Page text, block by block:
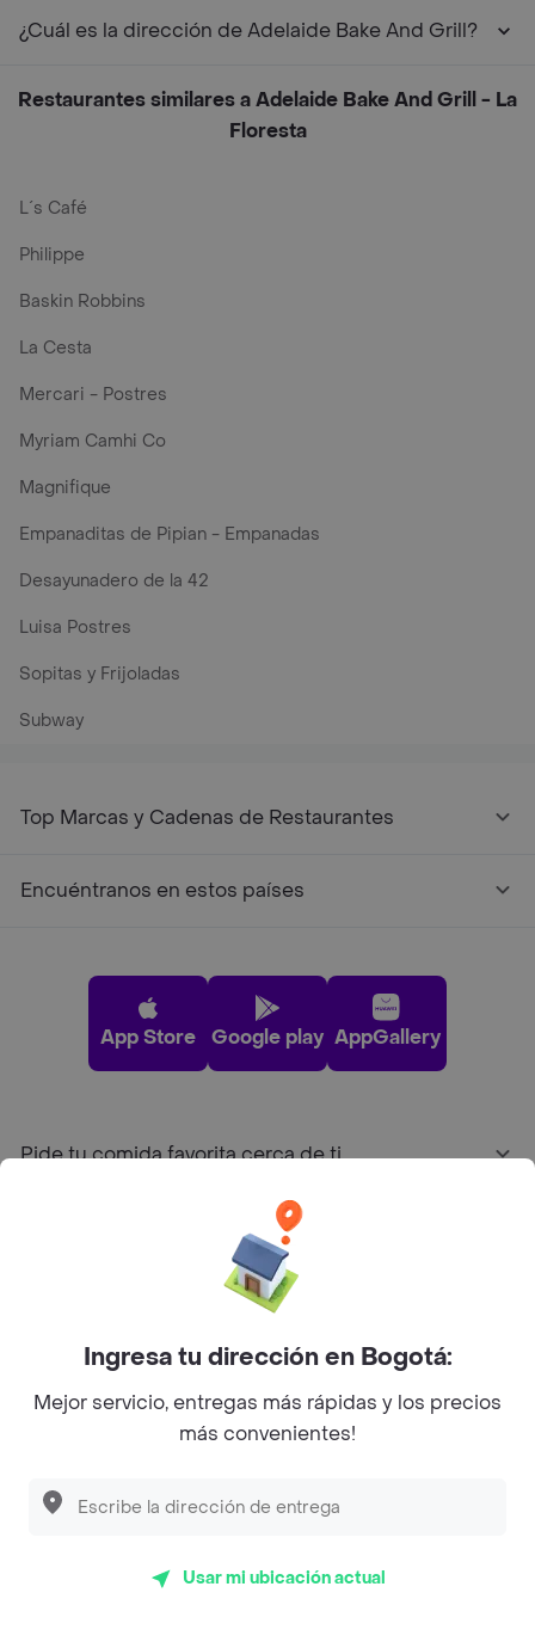
¿Cuál es la dirección de Adelaide Bake And Grill?
Restaurantes similares a Adelaide Bake And Grill - La
Floresta
L´s Café
Philippe
Baskin Robbins
La Cesta
Mercari - Postres
Myriam Camhi Co
Magnifique
Empanaditas de Pipian - Empanadas
Desayunadero de la 42
Luisa Postres
Sopitas y Frijoladas
Subway
Top Marcas y Cadenas de Restaurantes
Encuéntranos en estos países
App Store Google play AppGallery
Pide tu comida favorita cerca de ti
Sobre Rappi
Facebook
Twitter
Instagram
©2026Rappi Inc. All rights reserved.
Ingresa tu dirección en Bogotá:
Mejor servicio, entregas más rápidas y los precios
más convenientes!
Usar mi ubicación actual